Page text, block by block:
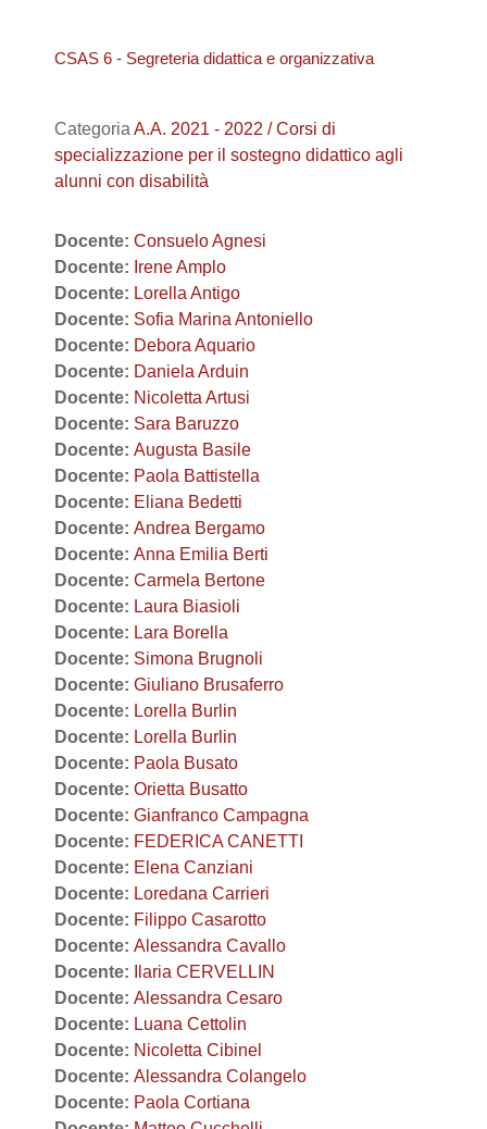
CSAS 6 - Segreteria didattica e organizzativa
Categoria A.A. 2021 - 2022 / Corsi di
specializzazione per il sostegno didattico agli
alunni con disabilità
Docente: Consuelo Agnesi
Docente: Irene Amplo
Docente: Lorella Antigo
Docente: Sofia Marina Antoniello
Docente: Debora Aquario
Docente: Daniela Arduin
Docente: Nicoletta Artusi
Docente: Sara Baruzzo
Docente: Augusta Basile
Docente: Paola Battistella
Docente: Eliana Bedetti
Docente: Andrea Bergamo
Docente: Anna Emilia Berti
Docente: Carmela Bertone
Docente: Laura Biasioli
Docente: Lara Borella
Docente: Simona Brugnoli
Docente: Giuliano Brusaferro
Docente: Lorella Burlin
Docente: Lorella Burlin
Docente: Paola Busato
Docente: Orietta Busatto
Docente: Gianfranco Campagna
Docente: FEDERICA CANETTI
Docente: Elena Canziani
Docente: Loredana Carrieri
Docente: Filippo Casarotto
Docente: Alessandra Cavallo
Docente:
Ilaria CERVELLIN
Docente: Alessandra Cesaro
Docente: Luana Cettolin
Docente: Nicoletta Cibinel
Docente: Alessandra Colangelo
Docente: Paola Cortiana